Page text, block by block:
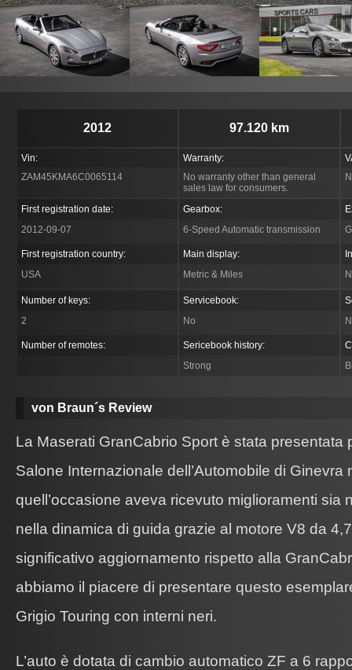
2012 97.120 km
Vin:
ZAM45KMA6C0065114
Warranty:
No warranty other than general
sales law for consumers.
First registration date:
2012-09-07
First registration country:
USA
Gearbox:
6-Speed Automatic transmission
Main display:
Metric & Miles
Number of keys:
2
Number of remotes:
Servicebook:
No
Sericebook history:
Strong
von Braun´s Review
La Maserati GranCabrio Sport è stata presentata
Salone Internazionale dell’Automobile di Ginevra
quell’occasione aveva ricevuto miglioramenti sia
nella dinamica di guida grazie al motore V8 da
significativo aggiornamento rispetto alla
abbiamo il piacere di presentare questo
Grigio Touring con interni neri.
L’auto è dotata di cambio automatico ZF a 6